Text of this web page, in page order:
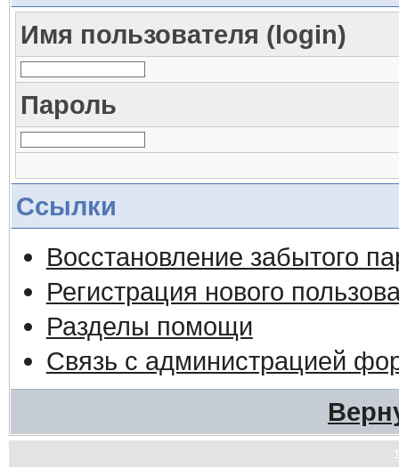
Имя пользователя (login)
Пароль
Ссылки
Восстановление забытого
Регистрация нового
Разделы помощи
Связь с администрацией